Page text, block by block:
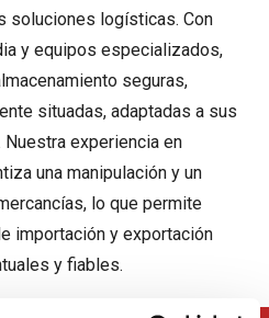
soluciones logísticas. Con
y equipos especializados,
seguras,
situadas, adaptadas a sus
experiencia en
una manipulación y un
lo que permite
importación y exportación
y fiables.